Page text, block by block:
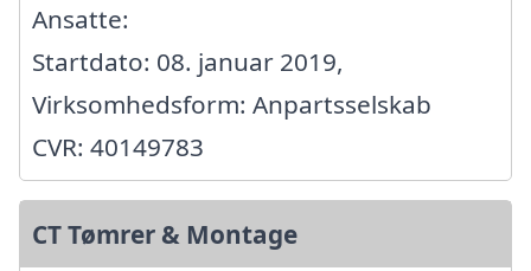
Ansatte:
Startdato: 08. januar 2019,
Virksomhedsform: Anpartsselskab
CVR: 40149783
CT Tømrer & Montage